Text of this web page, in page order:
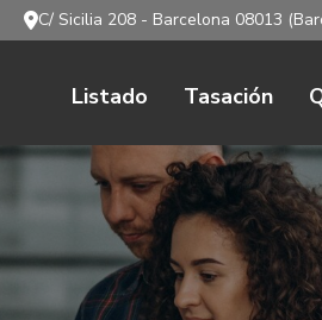
C/ Sicilia 208 - Barcelona 08013
Listado Tasación